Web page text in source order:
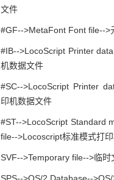
文件
#GF-->MetaFont Font file-->
#IB-->LocoScript Printer
机数据文件
#SC-->LocoScript Printer
印机数据文件
#ST-->LocoScript Standard
file-->Locoscript标准模式打
SVF-->Temporary file-->临时